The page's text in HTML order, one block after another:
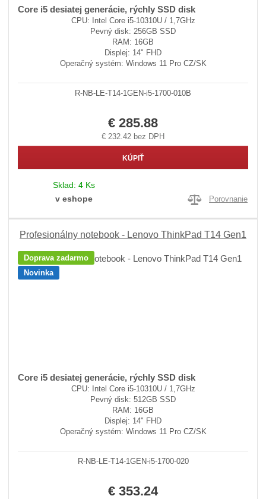
Core i5 desiatej generácie, rýchly SSD disk
CPU: Intel Core i5-10310U / 1,7GHz
Pevný disk: 256GB SSD
RAM: 16GB
Displej: 14" FHD
Operačný systém: Windows 11 Pro CZ/SK
R-NB-LE-T14-1GEN-i5-1700-010B
€ 285.88
€ 232.42 bez DPH
KÚPIŤ
Sklad: 4 Ks
v eshope
Porovnanie
Profesionálny notebook - Lenovo ThinkPad T14 Gen1
Doprava zadarmo
Novinka
Core i5 desiatej generácie, rýchly SSD disk
CPU: Intel Core i5-10310U / 1,7GHz
Pevný disk: 512GB SSD
RAM: 16GB
Displej: 14" FHD
Operačný systém: Windows 11 Pro CZ/SK
R-NB-LE-T14-1GEN-i5-1700-020
€ 353.24